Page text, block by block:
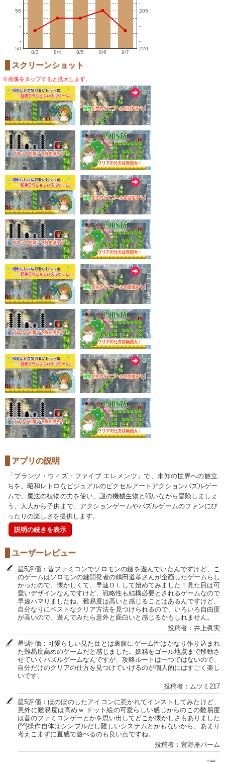
-
55
-
-
-
-
50
8/3 8/4 8/5 8/6 8/7
-
205
-
-
-
-
220
スクリーンショット
※画像をタップすると拡大します。
アプリの説明
「プランツ・ウィズ・ファイブ エレメンツ」で、未知の世界への旅立
ちを。昭和レトロなビジュアルのピクセルアートアクションパズルゲー
ムで、魔法の植物の力を使い、謎の機械生物と戦いながら冒険しましょ
う。大人から子供まで、アクションゲームやパズルゲームのファンにぴ
ったりの楽しさを提供します。
説明の続きを表示
ユーザーレビュー
星5評価：昔ファミコンでソロモンの鍵を遊んでいたんですけど、こ
のゲームはソロモンの鍵開発者の鶴田道孝さんが企画したゲームらし
かったので、懐かしくて、早速ＤＬして始めてみました！見た目は可
愛いデザインなんですけど、戦略性も結構必要とされるゲームなので
早速ハマりましたね。難易度は高いと感じることはあるんですけど、
自分なりにベストなクリア方法を見つけられるので、いろいろ自由度
が高いので、遊んでみたら意外と面白いと感じるかもしれません。
投稿者：井上眞実
星5評価：可愛らしい見た目とは裏腹にゲーム性はかなり作り込まれ
た難易度高めのゲームだと感じました。妖精をゴール地点まで移動さ
せていくパズルゲームなんですが、攻略ルートは一つではないので、
自分だけのクリアの仕方を見つけていけるのが個人的にはすごく楽し
いです。
投稿者：ムツミ217
星5評価：ほのぼのしたアイコンに惹かれてインストしてみたけど、
意外に難易度は高めｗ ドット絵の可愛らしい感じからのこの難易度
は昔のファミコンゲーとかを思い出してどこか懐かしさもありました
(^^)操作自体はシンプルだし難しいシステムとかもないから、あまり
考えこまずに直感で遊べるのも良い点ですね。
投稿者：宜野座パーム